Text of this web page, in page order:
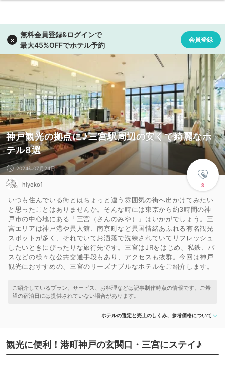
神戸観光の拠点に♪三宮駅周辺の安くて綺麗なホ
テル8選
3
2024年07月24日
hiyoko1
いつも住んでいる街とはちょっと違う雰囲気の街へ出かけてみたい
と思ったことはありませんか。そんな時には東京から約3時間の神
戸市の中心地にある「三宮（さんのみや）」はいかがでしょう。三
宮エリアは神戸港や異人館、南京町など異国情緒あふれる有名観光
スポットが多く、それでいてお洒落で洗練されていてリフレッシュ
したいときにぴったりな旅行先です。三宮はJRをはじめ、私鉄、バ
スなどの様々な公共交通手段もあり、アクセスも抜群。今回は神戸
観光におすすめの、三宮のリーズナブルなホテルをご紹介します。
ホテルの選定と売上のしくみ、参考価格について
観光に便利！港町神戸の玄関口・三宮にステイ♪